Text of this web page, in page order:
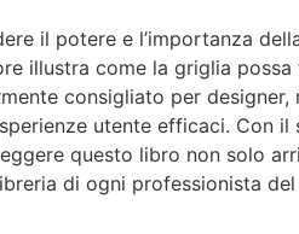
il potere e l’importanza
illustra come la griglia
consigliato per
utente efficaci. Con
questo libro non solo
di ogni professionista